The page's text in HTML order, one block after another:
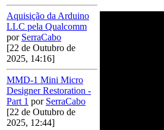
Aquisição da Arduino
LLC pela Qualcomm
por SerraCabo
[22 de Outubro de
2025, 14:16]
MMD-1 Mini Micro
Designer Restoration -
Part 1 por SerraCabo
[22 de Outubro de
2025, 12:44]